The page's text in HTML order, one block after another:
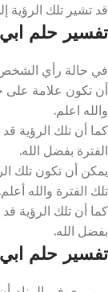
قد تشير تلك الرؤية
تفسير حلم
في حالة رأي الشخص
أن تكون علامة على
والله اعلم.
كما أن تلك الرؤية
الفترة بفضل الله.
يمكن أن تكون تلك
تلك الفترة والله أعلم.
كما أن تلك الرؤية
بفضل الله.
تفسير حلم ابي